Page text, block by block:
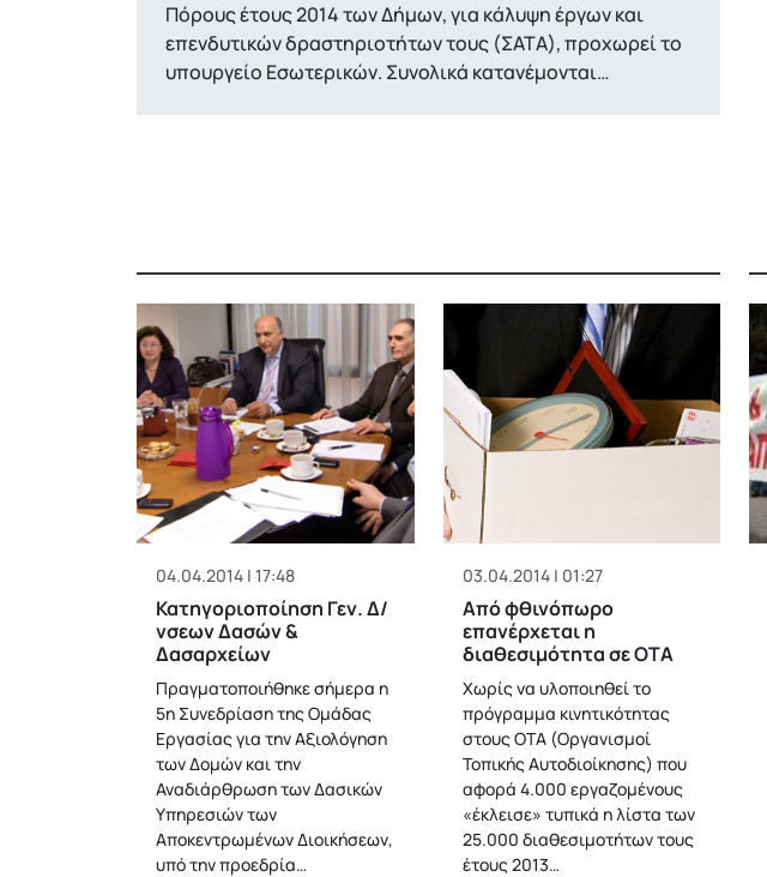
Πόρους έτους 2014 των Δήμων, για κάλυψη έργων και
επενδυτικών δραστηριοτήτων τους (ΣΑΤΑ), προχωρεί το
υπουργείο Εσωτερικών. Συνολικά κατανέμονται…
04.04.2014 | 17:48
Κατηγοριοποίηση Γεν. Δ/
νσεων Δασών &
Δασαρχείων
Πραγματοποιήθηκε σήμερα η
5η Συνεδρίαση της Ομάδας
Εργασίας για την Αξιολόγηση
των Δομών και την
Αναδιάρθρωση των Δασικών
Υπηρεσιών των
Αποκεντρωμένων Διοικήσεων,
υπό την προεδρία…
03.04.2014 | 01:27
Από φθινόπωρο
επανέρχεται η
διαθεσιμότητα σε ΟΤΑ
Χωρίς να υλοποιηθεί το
πρόγραμμα κινητικότητας
στους ΟΤΑ (Οργανισμοί
Τοπικής Αυτοδιοίκησης) που
αφορά 4.000 εργαζομένους
«έκλεισε» τυπικά η λίστα των
25.000 διαθεσιμοτήτων τους
έτους 2013…